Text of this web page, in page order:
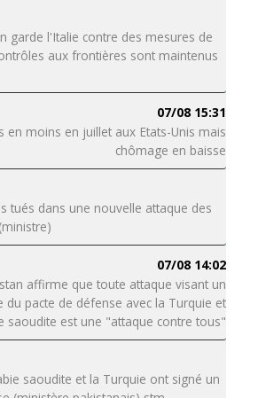
garde l'Italie contre des mesures de
aux frontières sont maintenus
07/08 15:31
en moins en juillet aux Etats-Unis mais
chômage en baisse
tués dans une nouvelle attaque des
07/08 14:02
affirme que toute attaque visant un
du pacte de défense avec la Turquie et
saoudite est une "attaque contre tous"
saoudite et la Turquie ont signé un